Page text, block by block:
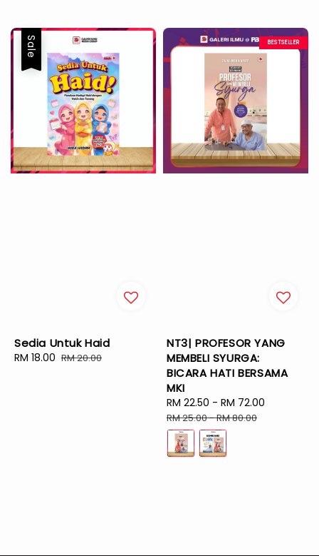
Sale
Sedia Untuk Haid
Sale
RM 18.00 Regular
RM 20.00
BESTSELLER
NT3| PROFESOR YANG
MEMBELI SYURGA:
BICARA HATI BERSAMA
MKI
Sale
price
RM 22.50 - RM 72.00
RM 25.00-RM 80.00